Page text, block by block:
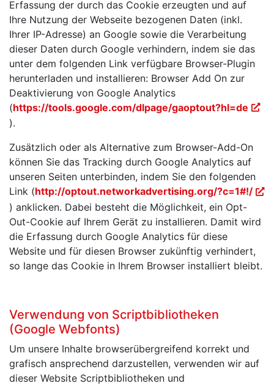
Erfassung der durch das Cookie erzeugten und auf
Ihre Nutzung der Webseite bezogenen Daten (inkl.
Ihrer IP-Adresse) an Google sowie die Verarbeitung
dieser Daten durch Google verhindern, indem sie das
unter dem folgenden Link verfügbare Browser-Plugin
herunterladen und installieren: Browser Add On zur
Deaktivierung von Google Analytics
(https://tools.google.com/dlpage/gaoptout?hl=de
).
Zusätzlich oder als Alternative zum Browser-Add-On
können Sie das Tracking durch Google Analytics auf
unseren Seiten unterbinden, indem Sie den folgenden
Link (http://optout.networkadvertising.org/?c=1#!/
) anklicken. Dabei besteht die Möglichkeit, ein Opt-
Out-Cookie auf Ihrem Gerät zu installieren. Damit wird
die Erfassung durch Google Analytics für diese
Website und für diesen Browser zukünftig verhindert,
so lange das Cookie in Ihrem Browser installiert bleibt.
Verwendung von Scriptbibliotheken
(Google Webfonts)
Um unsere Inhalte browserübergreifend korrekt und
grafisch ansprechend darzustellen, verwenden wir auf
dieser Website Scriptbibliotheken und